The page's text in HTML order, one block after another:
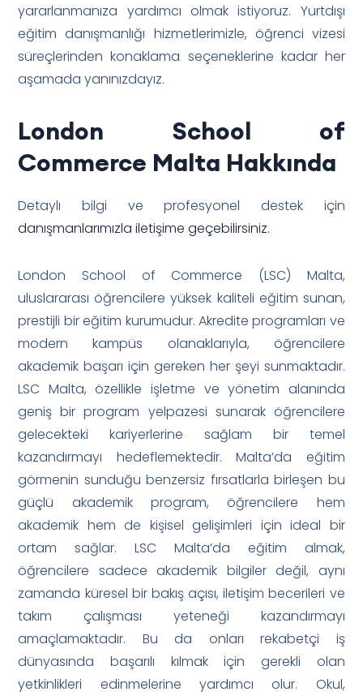
yararlanmanıza yardımcı olmak istiyoruz. Yurtdışı
eğitim danışmanlığı hizmetlerimizle, öğrenci vizesi
süreçlerinden konaklama seçeneklerine kadar her
aşamada yanınızdayız.
London School of
Commerce Malta Hakkında
Detaylı bilgi ve profesyonel destek için
danışmanlarımızla iletişime geçebilirsiniz.
London School of Commerce (LSC) Malta,
uluslararası öğrencilere yüksek kaliteli eğitim sunan,
prestijli bir eğitim kurumudur. Akredite programları ve
modern kampüs olanaklarıyla, öğrencilere
akademik başarı için gereken her şeyi sunmaktadır.
LSC Malta, özellikle işletme ve yönetim alanında
geniş bir program yelpazesi sunarak öğrencilere
gelecekteki kariyerlerine sağlam bir temel
kazandırmayı hedeflemektedir. Malta’da eğitim
görmenin sunduğu benzersiz fırsatlarla birleşen bu
güçlü akademik program, öğrencilere hem
akademik hem de kişisel gelişimleri için ideal bir
ortam sağlar. LSC Malta’da eğitim almak,
öğrencilere sadece akademik bilgiler değil, aynı
zamanda küresel bir bakış açısı, iletişim becerileri ve
takım çalışması yeteneği kazandırmayı
amaçlamaktadır. Bu da onları rekabetçi iş
dünyasında başarılı kılmak için gerekli olan
yetkinlikleri edinmelerine yardımcı olur. Okul,